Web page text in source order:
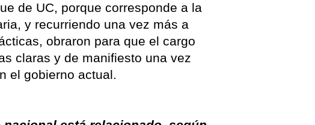
de UC, porque corresponde a la
y recurriendo una vez más a
obraron para que el cargo
claras y de manifiesto una vez
el gobierno actual.